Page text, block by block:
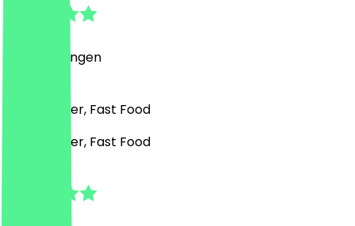
Bewertungen
Café, Burger, Fast Food
Café, Burger, Fast Food